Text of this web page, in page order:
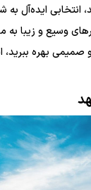
انتخابی ایده‌آل به
وسیع و زیبا به
بهره ببرید،